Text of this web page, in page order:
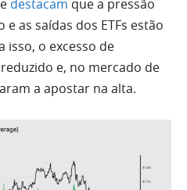
destacam que a pressão
as saídas dos ETFs estão
isso, o excesso de
e, no mercado de
a apostar na alta.